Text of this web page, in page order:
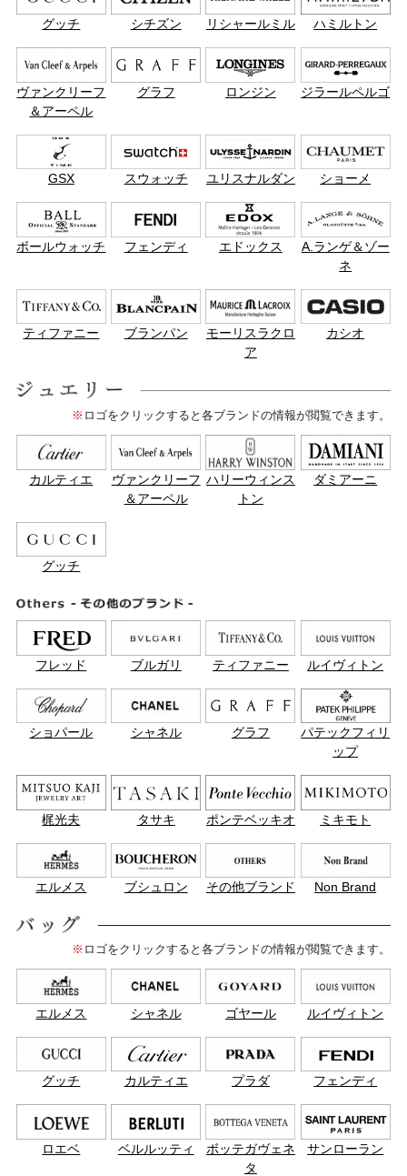
グッチ シチズン リシャールミル ハミルトン
ヴァンクリーフ
＆アーペル
グラフ ロンジン ジラールペルゴ
GSX スウォッチ ユリスナルダン ショーメ
ボールウォッチ フェンディ エドックス
A.ランゲ＆ゾー
ネ
ティファニー ブランパン
モーリスラクロ
ア
カシオ
※ ロゴをクリックすると各ブランドの情報が閲覧できます。
カルティエ
ヴァンクリーフ
＆アーペル
ハリーウィンス
トン
ダミアーニ
グッチ
フレッド ブルガリ ティファニー ルイヴィトン
ショパール シャネル グラフ
パテックフィリ
ップ
梶光夫 タサキ ポンテベッキオ ミキモト
エルメス ブシュロン その他ブランド Non Brand
※ ロゴをクリックすると各ブランドの情報が閲覧できます。
エルメス シャネル ゴヤール ルイヴィトン
グッチ カルティエ プラダ フェンディ
ロエベ ベルルッティ
ボッテガヴェネ
タ
サンローラン